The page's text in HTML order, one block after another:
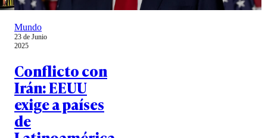
Mundo
23 de Junio
2025
Conflicto con
Irán: EEUU
exige a países
de